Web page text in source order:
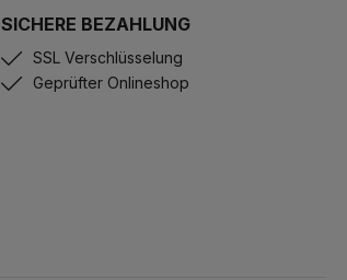
SICHERE BEZAHLUNG
SSL Verschlüsselung
Geprüfter Onlineshop